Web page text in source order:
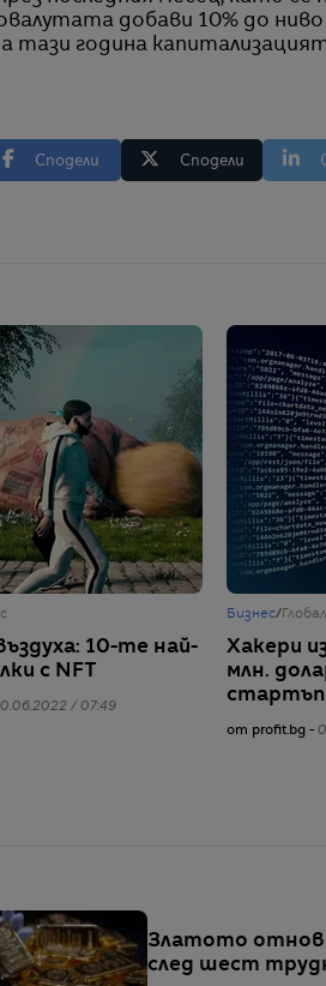
добави 10% до ниво
тази година
Сподели Сподели
10-те най-
с NFT
/ 07:49
Бизнес/
Хакери
млн.
стартъп
от profit.bg -
Златото
след шест